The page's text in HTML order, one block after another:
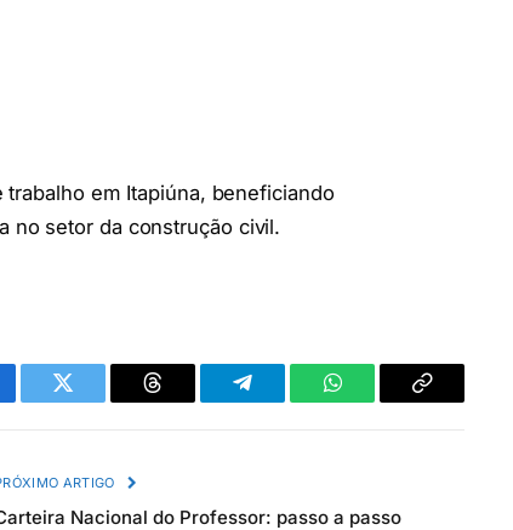
em Itapiúna, beneficiando
no setor da construção civil.
Twitter Threads Telegram WhatsAppCopiar
ARTIGO
Nacional do Professor: passo a passo